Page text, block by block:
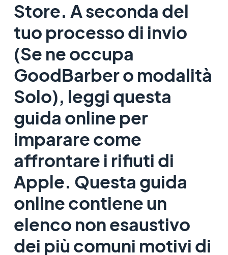
Store. A seconda del
tuo processo di invio
(Se ne occupa
GoodBarber o modalità
Solo), leggi questa
guida online per
imparare come
affrontare i rifiuti di
Apple. Questa guida
online contiene un
elenco non esaustivo
dei più comuni motivi di